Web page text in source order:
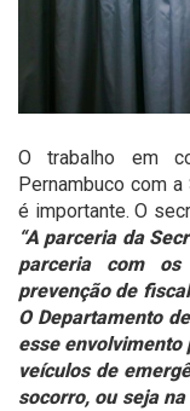
O trabalho em
Pernambuco com
é importante. O
“A parceria da
parceria com
prevenção de
O Departamento
esse envolvimento
veículos de
socorro, ou seja